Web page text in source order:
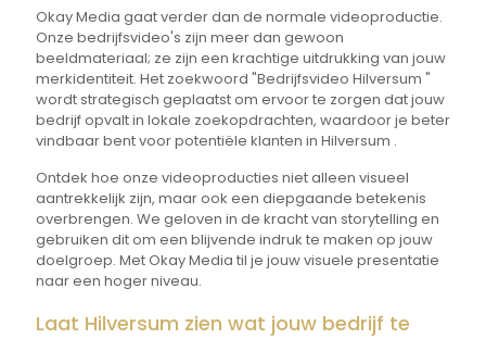
Okay Media gaat verder dan de normale videoproductie.
Onze bedrijfsvideo's zijn meer dan gewoon
beeldmateriaal; ze zijn een krachtige uitdrukking van jouw
merkidentiteit. Het zoekwoord "Bedrijfsvideo Hilversum "
wordt strategisch geplaatst om ervoor te zorgen dat jouw
bedrijf opvalt in lokale zoekopdrachten, waardoor je beter
vindbaar bent voor potentiële klanten in Hilversum .
Ontdek hoe onze videoproducties niet alleen visueel
aantrekkelijk zijn, maar ook een diepgaande betekenis
overbrengen. We geloven in de kracht van storytelling en
gebruiken dit om een blijvende indruk te maken op jouw
doelgroep. Met Okay Media til je jouw visuele presentatie
naar een hoger niveau.
Laat Hilversum zien wat jouw bedrijf te